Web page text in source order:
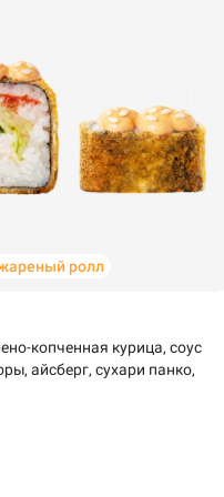
ролл
копченная курица, соус
айсберг, сухари панко,